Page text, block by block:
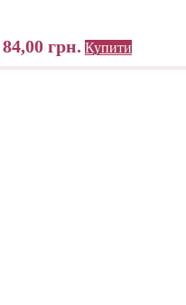
84,00грн. Купити